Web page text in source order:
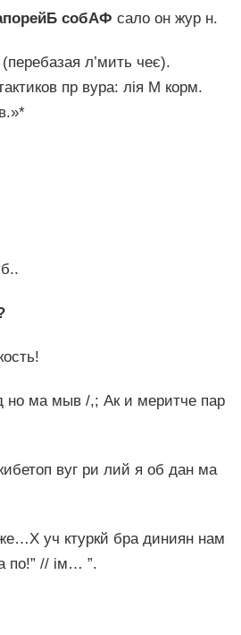
собАФ сало он жур н.
л’мить чеє).
пр вура: лія М корм.
но ма мыв /,; Ак и меритче пар
вуг ри лий я об дан ма
уч ктуркй бра диниян нам
по!” // ім… ”.